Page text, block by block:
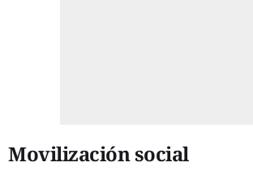
Movilización social